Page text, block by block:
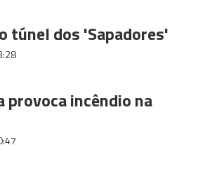
túnel dos 'Sapadores'
provoca incêndio na